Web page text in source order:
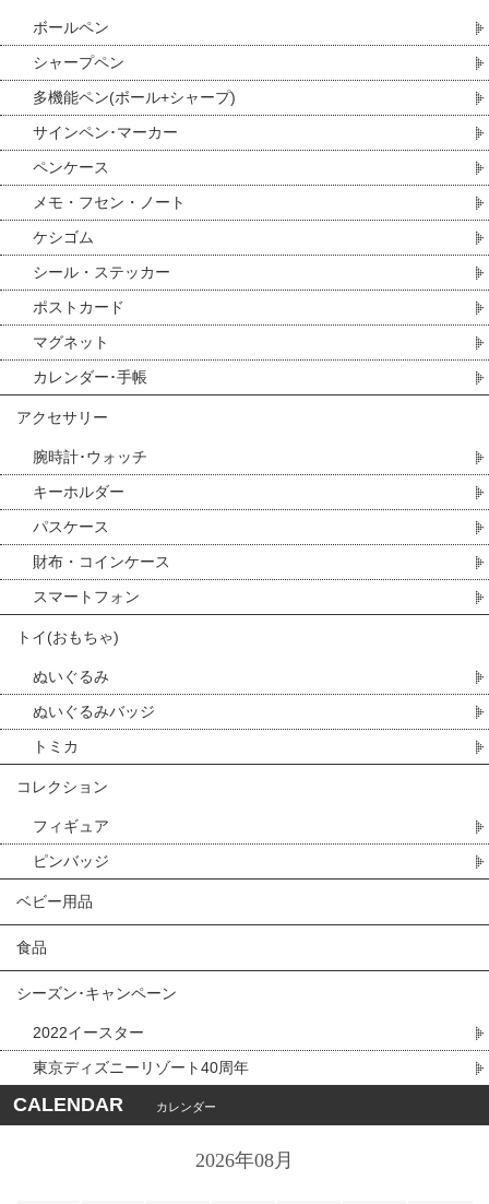
ボールペン
シャープペン
多機能ペン(ボール+シャープ)
サインペン･マーカー
ペンケース
メモ・フセン・ノート
ケシゴム
シール・ステッカー
ポストカード
マグネット
カレンダー･手帳
アクセサリー
腕時計･ウォッチ
キーホルダー
パスケース
財布・コインケース
スマートフォン
トイ(おもちゃ)
ぬいぐるみ
ぬいぐるみバッジ
トミカ
コレクション
フィギュア
ピンバッジ
ベビー用品
食品
シーズン･キャンペーン
2022イースター
東京ディズニーリゾート40周年
CALENDAR カレンダー
2026年08月